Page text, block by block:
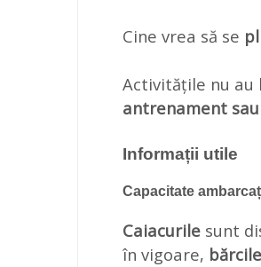
Cine vrea să se
Activitățile nu au
antrenament
Informații utile
Capacitate
Caiacurile sunt
în vigoare,